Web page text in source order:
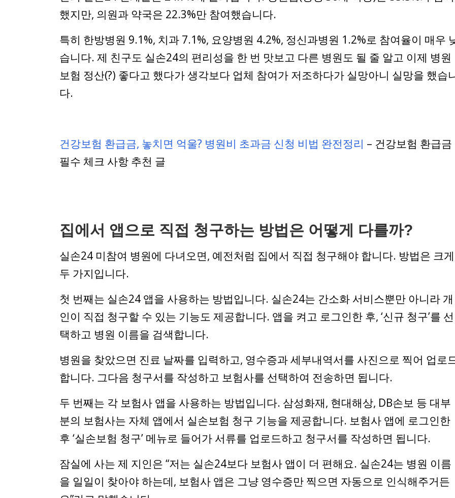
했지만, 의원과 약국은 22.3%만 참여했습니다.
특히 한방병원 9.1%, 치과 7.1%, 요양병원 4.2%, 정신과병원 1.2%로 참여율이 매우
습니다. 제 친구도 실손24의 편리성을 한 번 맛보고 다른 병원도 될 줄 알고 이제 병원
보험 정산(?) 좋다고 했다가 생각보다 업체 참여가 저조하다가 실망아니 실망을 했습
다.
건강보험 환급금, 놓치면 억울? 병원비 초과금 신청 비법 완전정리 – 건강보험 환급금
필수 체크 사항 추천 글
집에서 앱으로 직접 청구하는 방법은 어떻게 다를까?
실손24 미참여 병원에 다녀오면, 예전처럼 집에서 직접 청구해야 합니다. 방법은 크게
두 가지입니다.
첫 번째는 실손24 앱을 사용하는 방법입니다. 실손24는 간소화 서비스뿐만 아니라 개
인이 직접 청구할 수 있는 기능도 제공합니다. 앱을 켜고 로그인한 후, ‘신규 청구’를 선
택하고 병원 이름을 검색합니다.
병원을 찾았으면 진료 날짜를 입력하고, 영수증과 세부내역서를 사진으로 찍어 업로
합니다. 그다음 청구서를 작성하고 보험사를 선택하여 전송하면 됩니다.
두 번째는 각 보험사 앱을 사용하는 방법입니다. 삼성화재, 현대해상, DB손보 등 대부
분의 보험사는 자체 앱에서 실손보험 청구 기능을 제공합니다. 보험사 앱에 로그인한
후 ‘실손보험 청구’ 메뉴로 들어가 서류를 업로드하고 청구서를 작성하면 됩니다.
잠실에 사는 제 지인은 “저는 실손24보다 보험사 앱이 더 편해요. 실손24는 병원 이름
을 일일이 찾아야 하는데, 보험사 앱은 그냥 영수증만 찍으면 자동으로 인식해주거든